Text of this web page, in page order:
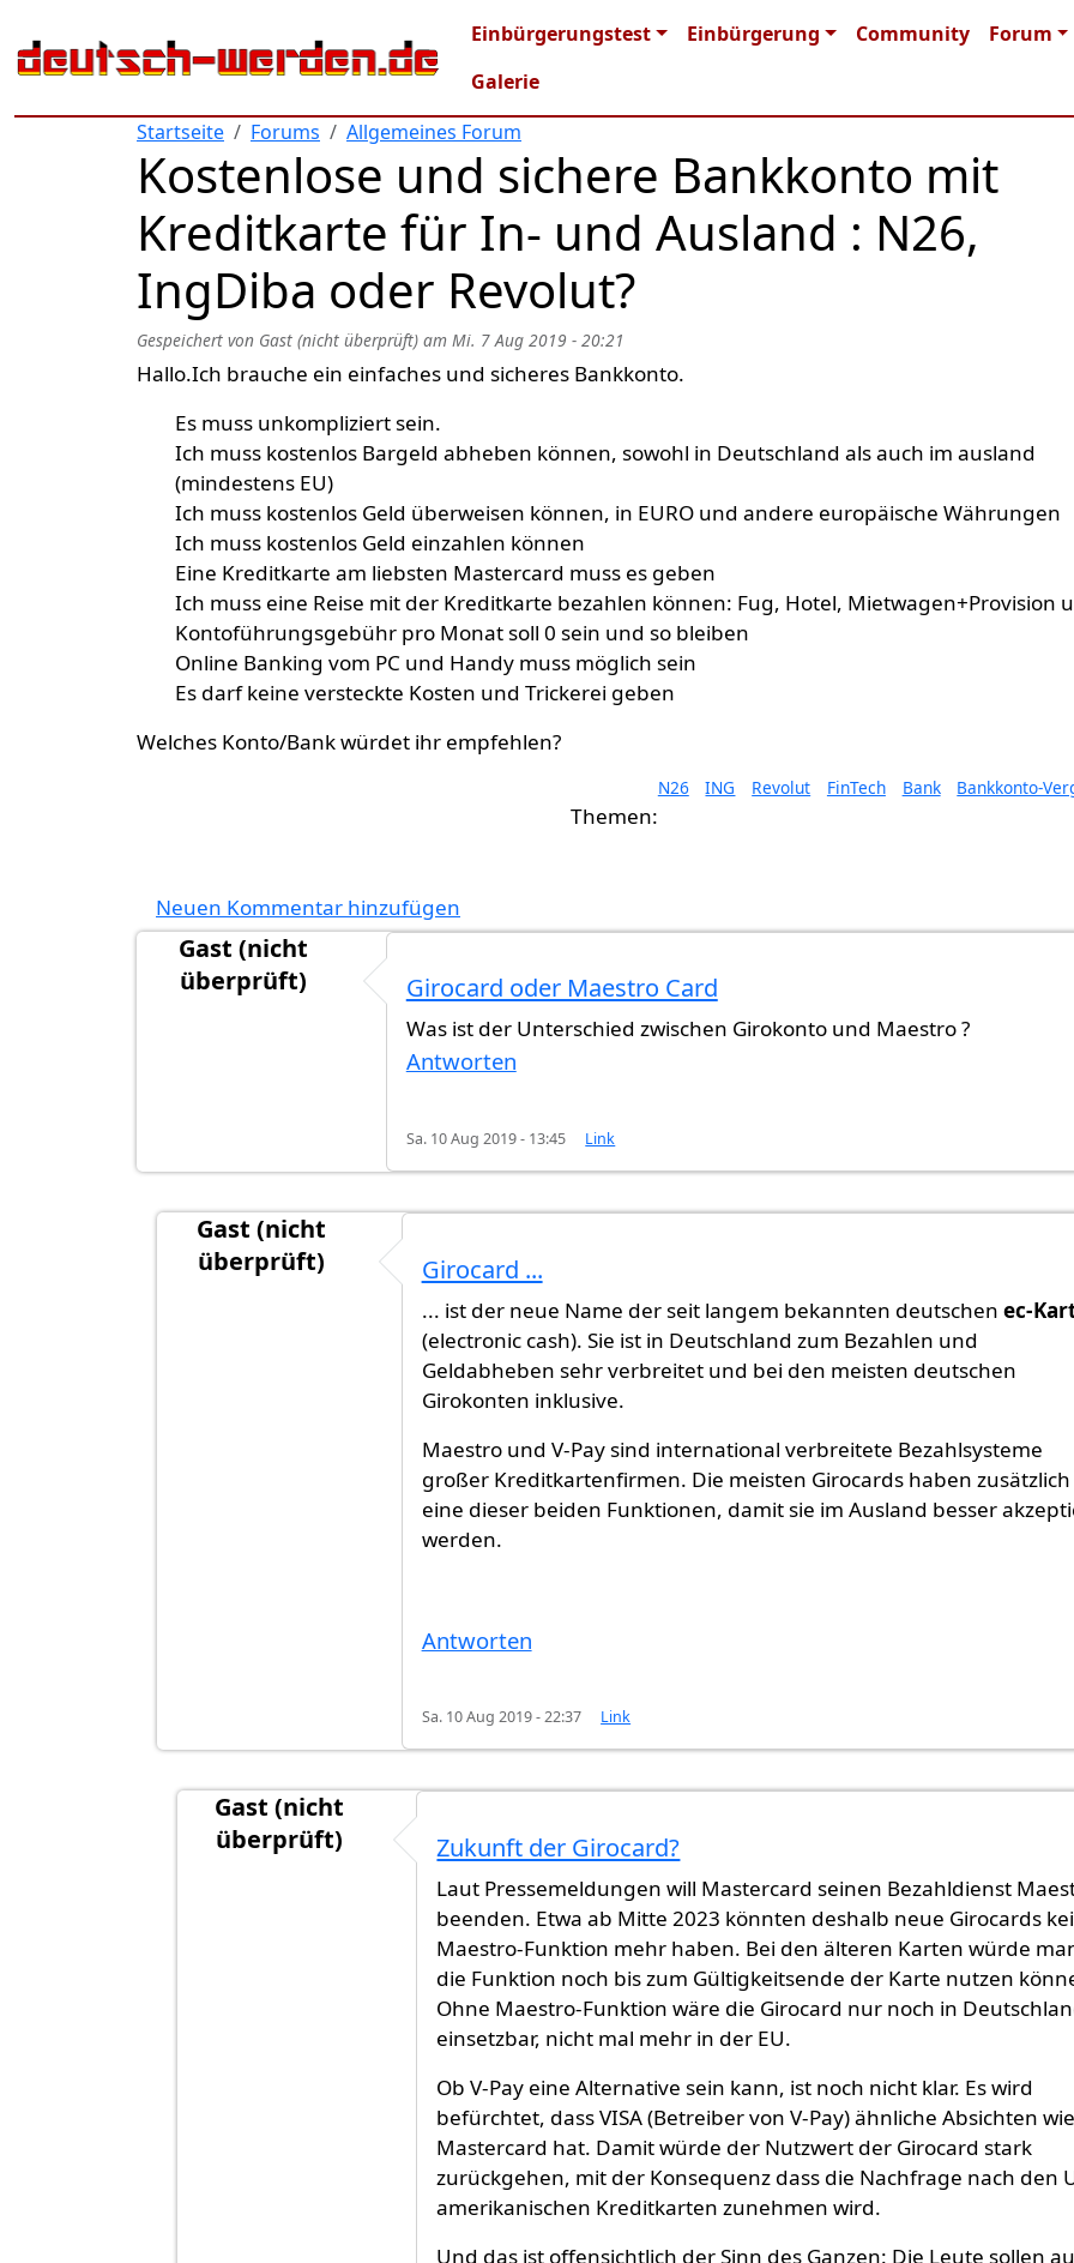
Main navigation
Einbürgerungstest Einbürgerung Community Forum
Galerie
Startseite
Forums Allgemeines Forum
Kostenlose und sichere Bankkonto mit
Kreditkarte für In- und Ausland : N26,
IngDiba oder Revolut?
Gespeichert von Gast (nicht überprüft) am Mi. 7 Aug 2019 - 20:21
Hallo.Ich brauche ein einfaches und sicheres Bankkonto.
Es muss unkompliziert sein.
Ich muss kostenlos Bargeld abheben können, sowohl in Deutschland als auch im ausland
(mindestens EU)
Ich muss kostenlos Geld überweisen können, in EURO und andere europäische Währungen
Ich muss kostenlos Geld einzahlen können
Eine Kreditkarte am liebsten Mastercard muss es geben
Ich muss eine Reise mit der Kreditkarte bezahlen können: Fug, Hotel, Mietwagen+Provision
Kontoführungsgebühr pro Monat soll 0 sein und so bleiben
Online Banking vom PC und Handy muss möglich sein
Es darf keine versteckte Kosten und Trickerei geben
Welches Konto/Bank würdet ihr empfehlen?
N26 ING Revolut FinTech Bank Bankkonto-
Neuen Kommentar hinzufügen
Gast (nicht
überprüft)
Girocard oder Maestro Card
Was ist der Unterschied zwischen Girokonto und Maestro ?
Antworten
Sa. 10 Aug 2019 - 13:45 Link
Gast (nicht
überprüft)
Girocard oder Maestro Card
Girocard ...
... ist der neue Name der seit langem bekannten deutschen ec-
(electronic cash). Sie ist in Deutschland zum Bezahlen und
Geldabheben sehr verbreitet und bei den meisten deutschen
Girokonten inklusive.
Maestro und V-Pay sind international verbreitete Bezahlsysteme
großer Kreditkartenfirmen. Die meisten Girocards haben zusätzlich
eine dieser beiden Funktionen, damit sie im Ausland besser
werden.
Antworten
Sa. 10 Aug 2019 - 22:37 Link
Gast (nicht
überprüft)
Girocard ... vonGast (nicht überprüft)
Zukunft der Girocard?
Laut Pressemeldungen will Mastercard seinen Bezahldienst
beenden. Etwa ab Mitte 2023 könnten deshalb neue Girocards
Maestro-Funktion mehr haben. Bei den älteren Karten würde
die Funktion noch bis zum Gültigkeitsende der Karte nutzen
Ohne Maestro-Funktion wäre die Girocard nur noch in
einsetzbar, nicht mal mehr in der EU.
Ob V-Pay eine Alternative sein kann, ist noch nicht klar. Es wird
befürchtet, dass VISA (Betreiber von V-Pay) ähnliche Absichten wie
Mastercard hat. Damit würde der Nutzwert der Girocard stark
zurückgehen, mit der Konsequenz dass die Nachfrage nach den
amerikanischen Kreditkarten zunehmen wird.
Und das ist offensichtlich der Sinn des Ganzen: Die Leute sollen